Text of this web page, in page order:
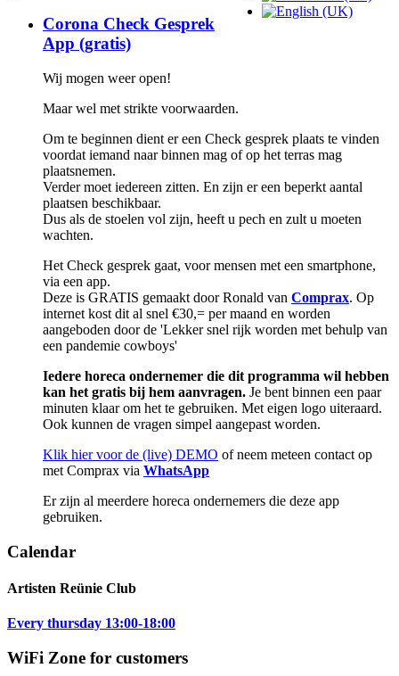
Corona Check Gesprek
App (gratis)
Wij mogen weer open!
Maar wel met strikte voorwaarden.
Om te beginnen dient er een Check gesprek plaats te vinden
voordat iemand naar binnen mag of op het terras mag
plaatsnemen.
Verder moet iedereen zitten. En zijn er een beperkt aantal
plaatsen beschikbaar.
Dus als de stoelen vol zijn, heeft u pech en zult u moeten
wachten.
Het Check gesprek gaat, voor mensen met een smartphone,
via een app.
Deze is GRATIS gemaakt door Ronald van Comprax. Op
internet kost dit al snel €30,= per maand en worden
aangeboden door de 'Lekker snel rijk worden met behulp van
een pandemie cowboys'
Iedere horeca ondernemer die dit programma wil hebben
kan het gratis bij hem aanvragen. Je bent binnen een paar
minuten klaar om het te gebruiken. Met eigen logo uiteraard.
Ook kunnen de vragen simpel aangepast worden.
Klik hier voor de (live) DEMO of neem meteen contact op
met Comprax via WhatsApp
Er zijn al meerdere horeca ondernemers die deze app
gebruiken.
Calendar
Artisten Reünie Club
Every thursday 13:00-18:00
WiFi Zone for customers